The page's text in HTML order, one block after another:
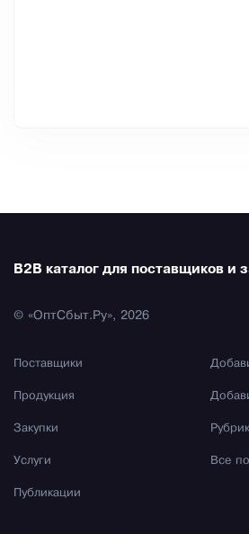
B2B каталог для поставщиков и
© «ОптСбыт.Ру», 2026
Поставщики
Продукция
Закупки
Услуги
Публикации
Все